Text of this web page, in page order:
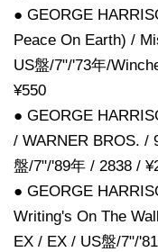
● GEORGE
Peace On Earth) /
US盤/7"/'73年/
¥550
● GEORGE
/ WARNER BROS. /
盤/7"/'89年 / 2838 /
● GEORGE
Writing's On The
EX / EX / US盤/7"/